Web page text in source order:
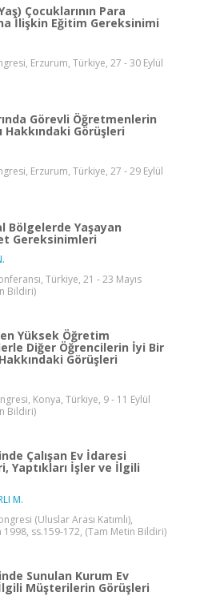
Çocuklarının Para
İlişkin Eğitim Gereksinimi
Erzurum, Türkiye, 27 - 30 Eylül
Görevli Öğretmenlerin
Görüşleri
Erzurum, Türkiye, 27 - 29 Eylül
Bölgelerde Yaşayan
Gereksinimleri
Türkiye, 21 - 23 Mayıs
Bildiri)
Yüksek Öğretim
Diğer Öğrencilerin İyi Bir
Görüşleri
Konya, Türkiye, 9 - 11 Eylül
Bildiri)
Çalışan Ev İdaresi
Yaptıkları İşler ve İlgili
M.
(Uluslar Arası Katımlı),
1998, ss.159-172, (Tam Metin Bildiri)
Sunulan Kurum Ev
Müşterilerin Görüşleri